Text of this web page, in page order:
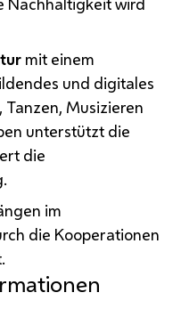
mit einem
und digitales
Musizieren
unterstützt die
die
im
die Kooperationen